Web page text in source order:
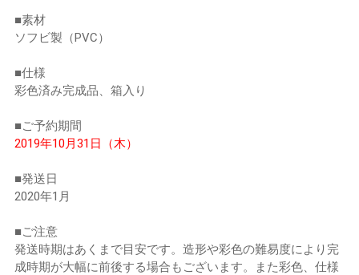
■素材
ソフビ製（PVC）
■仕様
彩色済み完成品、箱入り
■ご予約期間
2019年10月31日（木）
■発送日
2020年1月
■ご注意
発送時期はあくまで目安です。造形や彩色の難易度により完
成時期が大幅に前後する場合もございます。また彩色、仕様